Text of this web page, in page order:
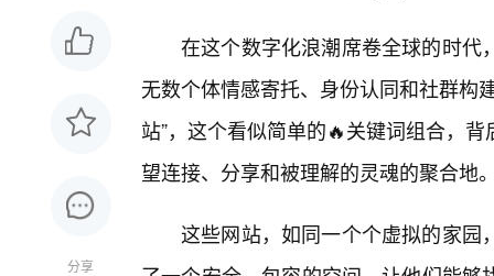
分享
在这个数字化浪潮席卷全球的时代
无数个体情感寄托、身份认同和社群构
站”，这个看似简单的🔥关键词组合，
望连接、分享和被理解的灵魂的聚合地
这些网站，如同一个个虚拟的家园